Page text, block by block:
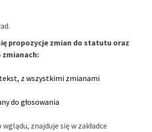
propozycje zmian do statutu oraz
zmianach:
tekst, z wszystkimi zmianami
do głosowania
znajduje się w zakładce